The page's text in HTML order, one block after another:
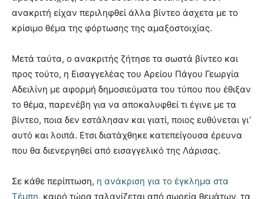
ανακριτή είχαν περιληφθεί άλλα βίντεο άσχετα με το
κρίσιμο θέμα της φόρτωσης της αμαξοστοιχίας.
Μετά ταύτα, ο ανακριτής ζήτησε τα σωστά βίντεο και
προς τούτο, η Εισαγγελέας του Αρείου Πάγου Γεωργία
Αδειλίνη με αφορμή δημοσιεύματα του τύπου που έθιξαν
το θέμα, παρενέβη για να αποκαλυφθεί τι έγινε με τα
βίντεο, ποια δεν εστάλησαν και γιατί, ποιος ευθύνεται γι’
αυτό και λοιπά. Ετσι διατάχθηκε κατεπείγουσα έρευνα
που θα διενεργηθεί από εισαγγελικό της Λάρισας.
Σε κάθε περίπτωση, η ανάκριση για το έγκλημα στα
Τέμπη, καιρό τώρα ταλανίζεται από σωρεία θεμάτων, τα